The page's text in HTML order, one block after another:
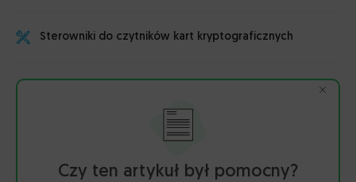
Sterowniki do czytników kart kryptograficznych
Czy ten artykuł był pomocny?